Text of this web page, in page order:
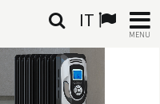
IT
MENU